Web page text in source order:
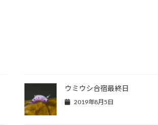
ウミウシ合宿最終日
2019年8月5日